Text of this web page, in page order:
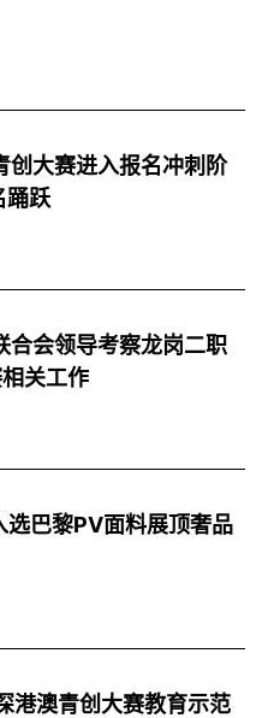
创大赛进入报名冲刺阶
踊跃
合会领导考察龙岗二职
关工作
选巴黎PV面料展顶奢品
港澳青创大赛教育示范